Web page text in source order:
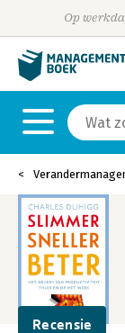
Op
Recensie